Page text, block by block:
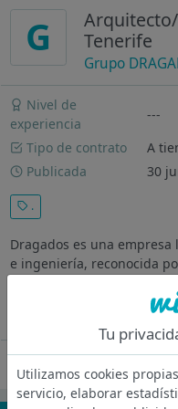
G
Arquitecto/
Tenerife
Grupo
Nivel de
experiencia
---
Tipo de contrato
A
Publicada
30
.
Dragados es una
e ingeniería, reconocida
envergadura con los más
seguridad, con una
Tu
Utilizamos cookies
servicio, elaborar